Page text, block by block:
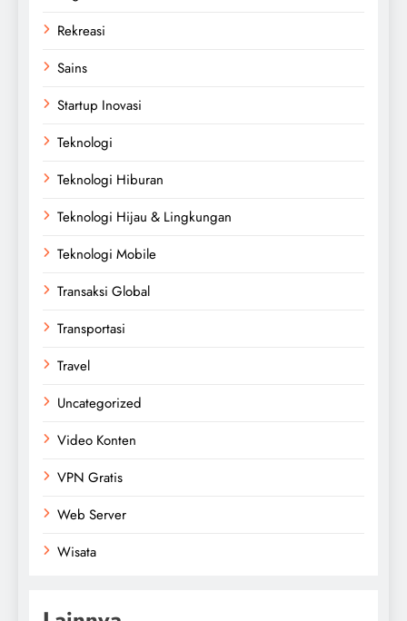
Rekreasi
Sains
Startup Inovasi
Teknologi
Teknologi Hiburan
Teknologi Hijau & Lingkungan
Teknologi Mobile
Transaksi Global
Transportasi
Travel
Uncategorized
Video Konten
VPN Gratis
Web Server
Wisata